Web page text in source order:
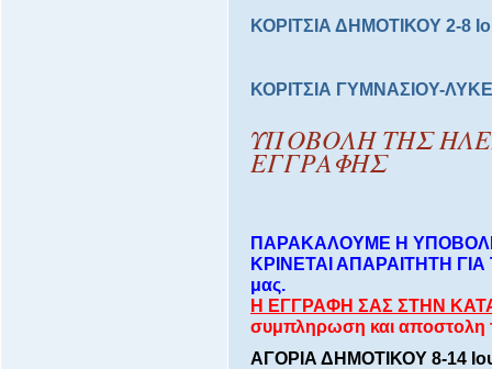
ΚΟΡΙΤΣΙΑ ΔΗΜΟΤΙΚΟΥ 2-8
ΚΟΡΙΤΣΙΑ ΓΥΜΝΑΣΙΟΥ-
ΥΠΟΒΟΛΗ ΤΗΣ
ΕΓΓΡΑΦΗΣ
ΠΑΡΑΚΑΛΟΥΜΕ Η
ΚΡΙΝΕΤΑΙ ΑΠΑΡΑΙΤΗΤΗ
μας.
Η ΕΓΓΡΑΦΗ ΣΑΣ ΣΤΗΝ
συμπληρωση και
ΑΓΟΡΙΑ ΔΗΜΟΤΙΚΟΥ 8-14